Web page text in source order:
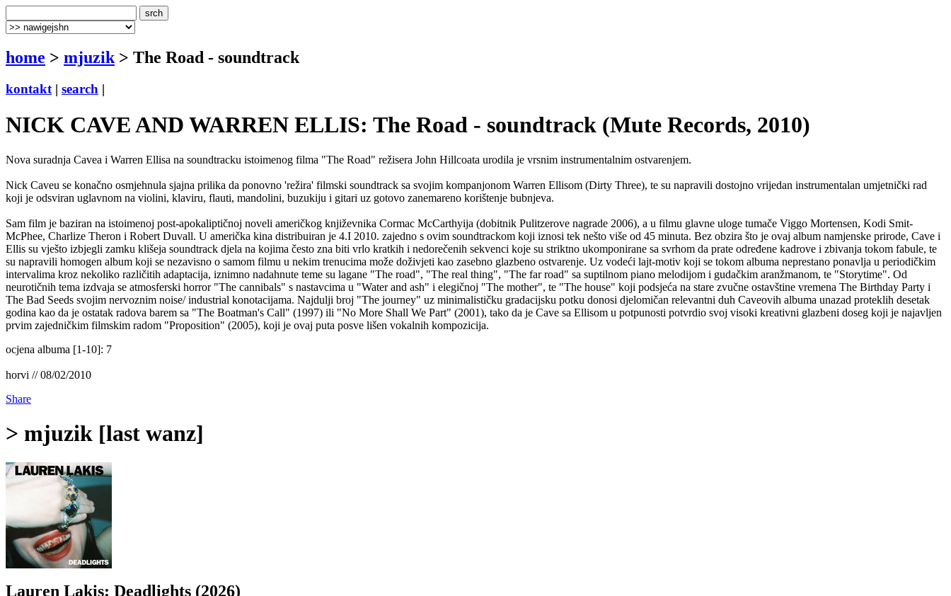
home > mjuzik > The Road - soundtrack
kontakt | search |
NICK CAVE AND WARREN ELLIS: The Road - soundtrack (Mute Records, 2010)
Nova suradnja Cavea i Warren Ellisa na soundtracku istoimenog filma "The Road" režisera John Hillcoata urodila je vrsnim instrumentalnim ostvarenjem.
Nick Caveu se konačno osmjehnula sjajna prilika da ponovno 'režira' filmski soundtrack sa svojim kompanjonom Warren Ellisom (Dirty Three), te su napravili dostojno vrijedan instrumentalan umjetnički rad
koji je odsviran uglavnom na violini, klaviru, flauti, mandolini, buzukiju i gitari uz gotovo zanemareno korištenje bubnjeva.
Sam film je baziran na istoimenoj post-apokaliptičnoj noveli američkog književnika Cormac McCarthyija (dobitnik Pulitzerove nagrade 2006), a u filmu glavne uloge tumače Viggo Mortensen, Kodi Smit-
McPhee, Charlize Theron i Robert Duvall. U američka kina distribuiran je 4.I 2010. zajedno s ovim soundtrackom koji iznosi tek nešto više od 45 minuta. Bez obzira što je ovaj album namjenske prirode, Cave i
Ellis su vješto izbjegli zamku klišeja soundtrack djela na kojima često zna biti vrlo kratkih i nedorečenih sekvenci koje su striktno ukomponirane sa svrhom da prate određene kadrove i zbivanja tokom fabule, te
su napravili homogen album koji se nezavisno o samom filmu u nekim trenucima može doživjeti kao zasebno glazbeno ostvarenje. Uz vodeći lajt-motiv koji se tokom albuma neprestano ponavlja u periodičkim
intervalima kroz nekoliko različitih adaptacija, iznimno nadahnute teme su lagane "The road", "The real thing", "The far road" sa suptilnom piano melodijom i gudačkim aranžmanom, te "Storytime". Od
neurotičnih tema izdvaja se atmosferski horror "The cannibals" s nastavcima u "Water and ash" i elegičnoj "The mother", te "The house" koji podsjeća na stare zvučne ostavštine vremena The Birthday Party i
The Bad Seeds svojim nervoznim noise/ industrial konotacijama. Najdulji broj "The journey" uz minimalističku gradacijsku potku donosi djelomičan relevantni duh Caveovih albuma unazad proteklih desetak
godina kao da je ostatak radova barem sa "The Boatman's Call" (1997) ili "No More Shall We Part" (2001), tako da je Cave sa Ellisom u potpunosti potvrdio svoj visoki kreativni glazbeni doseg koji je najavljen
prvim zajedničkim filmskim radom "Proposition" (2005), koji je ovaj puta posve lišen vokalnih kompozicija.
ocjena albuma [1-10]: 7
horvi // 08/02/2010
Share
> mjuzik [last wanz]
Lauren Lakis: Deadlights (2026)